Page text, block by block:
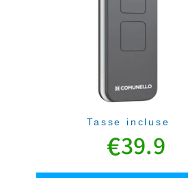
Tasse incluse
€39.9